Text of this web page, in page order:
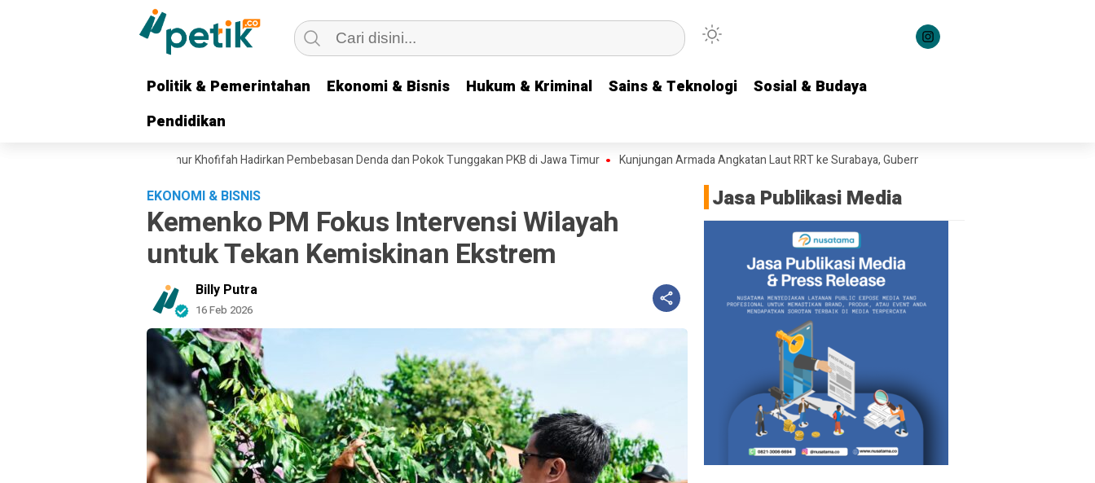
Politik & Pemerintahan Ekonomi & Bisnis Hukum & Kriminal Sains & Teknologi
Sosial & Budaya
Pendidikan
Politik & Pemerintahan Ekonomi & Bisnis Hukum & Kriminal Sains & Teknologi
Sosial & Budaya
Pendidikan
Beban Ekonomi Ojol, Gubernur Khofifah Hadirkan Pembebasan Denda dan Pokok Tunggakan PKB di Jawa Timur Kunjungan Armada Angkatan Laut RRT ke Surabaya, Gubernur Khofifah Bahas Potensi Kerja Sama
EKONOMI & BISNIS
Kemenko PM Fokus Intervensi Wilayah
untuk Tekan Kemiskinan Ekstrem
Billy Putra
16 Feb 2026
Jasa Publikasi Media